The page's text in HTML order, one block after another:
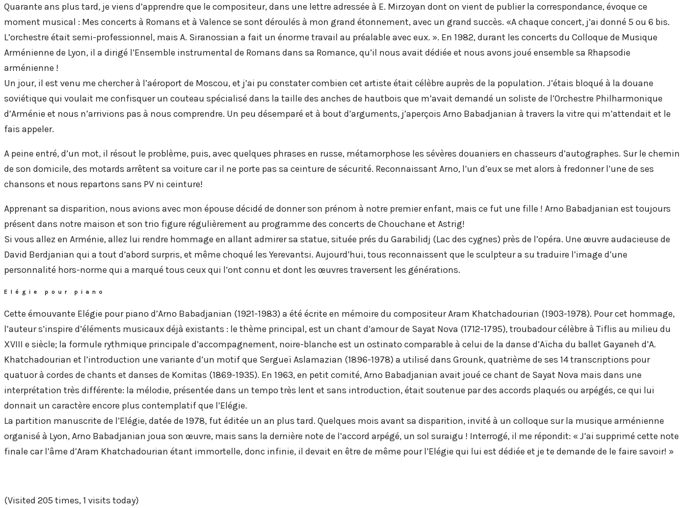
Quarante ans plus tard, je viens d’apprendre que le compositeur, dans une lettre adressée à E. Mirzoyan dont on vient de publier la correspondance, évoque ce
moment musical : Mes concerts à Romans et à Valence se sont déroulés à mon grand étonnement, avec un grand succès. «A chaque concert, j’ai donné 5 ou 6 bis.
L’orchestre était semi-professionnel, mais A. Siranossian a fait un énorme travail au préalable avec eux. ». En 1982, durant les concerts du Colloque de Musique
Arménienne de Lyon, il a dirigé l’Ensemble instrumental de Romans dans sa Romance, qu’il nous avait dédiée et nous avons joué ensemble sa Rhapsodie
arménienne !
Un jour, il est venu me chercher à l’aéroport de Moscou, et j’ai pu constater combien cet artiste était célèbre auprès de la population. J’étais bloqué à la douane
soviétique qui voulait me confisquer un couteau spécialisé dans la taille des anches de hautbois que m’avait demandé un soliste de l’Orchestre Philharmonique
d’Arménie et nous n’arrivions pas à nous comprendre. Un peu désemparé et à bout d’arguments, j’aperçois Arno Babadjanian à travers la vitre qui m’attendait et le
fais appeler.
A peine entré, d’un mot, il résout le problème, puis, avec quelques phrases en russe, métamorphose les sévères douaniers en chasseurs d’autographes. Sur le chemin
de son domicile, des motards arrêtent sa voiture car il ne porte pas sa ceinture de sécurité. Reconnaissant Arno, l’un d’eux se met alors à fredonner l’une de ses
chansons et nous repartons sans PV ni ceinture!
Apprenant sa disparition, nous avions avec mon épouse décidé de donner son prénom à notre premier enfant, mais ce fut une fille ! Arno Babadjanian est toujours
présent dans notre maison et son trio figure régulièrement au programme des concerts de Chouchane et Astrig!
Si vous allez en Arménie, allez lui rendre hommage en allant admirer sa statue, située prés du Garabilidj (Lac des cygnes) près de l’opéra. Une œuvre audacieuse de
David Berdjanian qui a tout d’abord surpris, et même choqué les Yerevantsi. Aujourd’hui, tous reconnaissent que le sculpteur a su traduire l’image d’une
personnalité hors-norme qui a marqué tous ceux qui l’ont connu et dont les œuvres traversent les générations.
Elégie pour piano
Cette émouvante Elégie pour piano d’Arno Babadjanian (1921-1983) a été écrite en mémoire du compositeur Aram Khatchadourian (1903-1978). Pour cet hommage,
l’auteur s’inspire d’éléments musicaux déjà existants : le thème principal, est un chant d’amour de Sayat Nova (1712-1795), troubadour célèbre à Tiflis au milieu du
XVIII e siècle; la formule rythmique principale d’accompagnement, noire-blanche est un ostinato comparable à celui de la danse d’Aïcha du ballet Gayaneh d’A.
Khatchadourian et l’introduction une variante d’un motif que Sergueï Aslamazian (1896-1978) a utilisé dans Grounk, quatrième de ses 14 transcriptions pour
quatuor à cordes de chants et danses de Komitas (1869-1935). En 1963, en petit comité, Arno Babadjanian avait joué ce chant de Sayat Nova mais dans une
interprétation très différente: la mélodie, présentée dans un tempo très lent et sans introduction, était soutenue par des accords plaqués ou arpégés, ce qui lui
donnait un caractère encore plus contemplatif que l’Elégie.
La partition manuscrite de l’Elégie, datée de 1978, fut éditée un an plus tard. Quelques mois avant sa disparition, invité à un colloque sur la musique arménienne
organisé à Lyon, Arno Babadjanian joua son œuvre, mais sans la dernière note de l’accord arpégé, un sol suraigu ! Interrogé, il me répondit: « J’ai supprimé cette note
finale car l’âme d’Aram Khatchadourian étant immortelle, donc infinie, il devait en être de même pour l’Elégie qui lui est dédiée et je te demande de le faire savoir! »
(Visited 205 times, 1 visits today)